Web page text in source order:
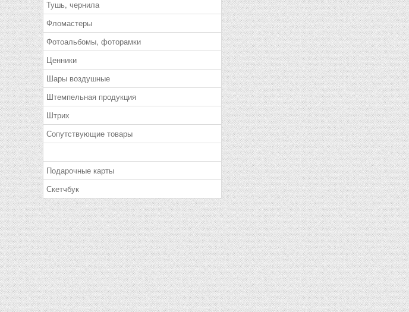
Тушь, чернила
Фломастеры
Фотоальбомы, фоторамки
Ценники
Шары воздушные
Штемпельная продукция
Штрих
Сопутствующие товары
Подарочные карты
Скетчбук